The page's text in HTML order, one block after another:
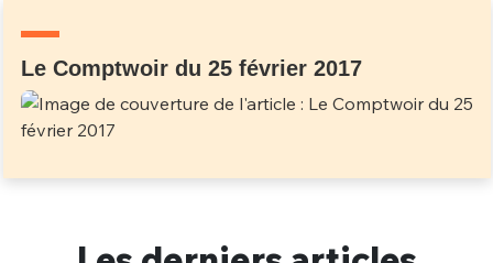
Le Comptwoir du 25 février 2017
Un Thread
C'EST PARTI